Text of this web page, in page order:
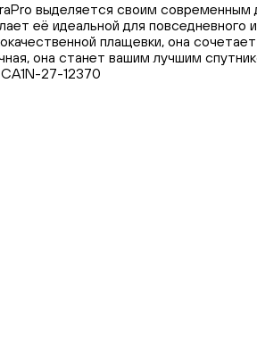
выделяется своим современным
её идеальной для повседневного
плащевки, она
она станет вашим лучшим
27-12370